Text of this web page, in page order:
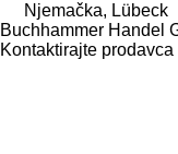
Njemačka, Lübeck
Buchhammer Handel
Kontaktirajte prodavca